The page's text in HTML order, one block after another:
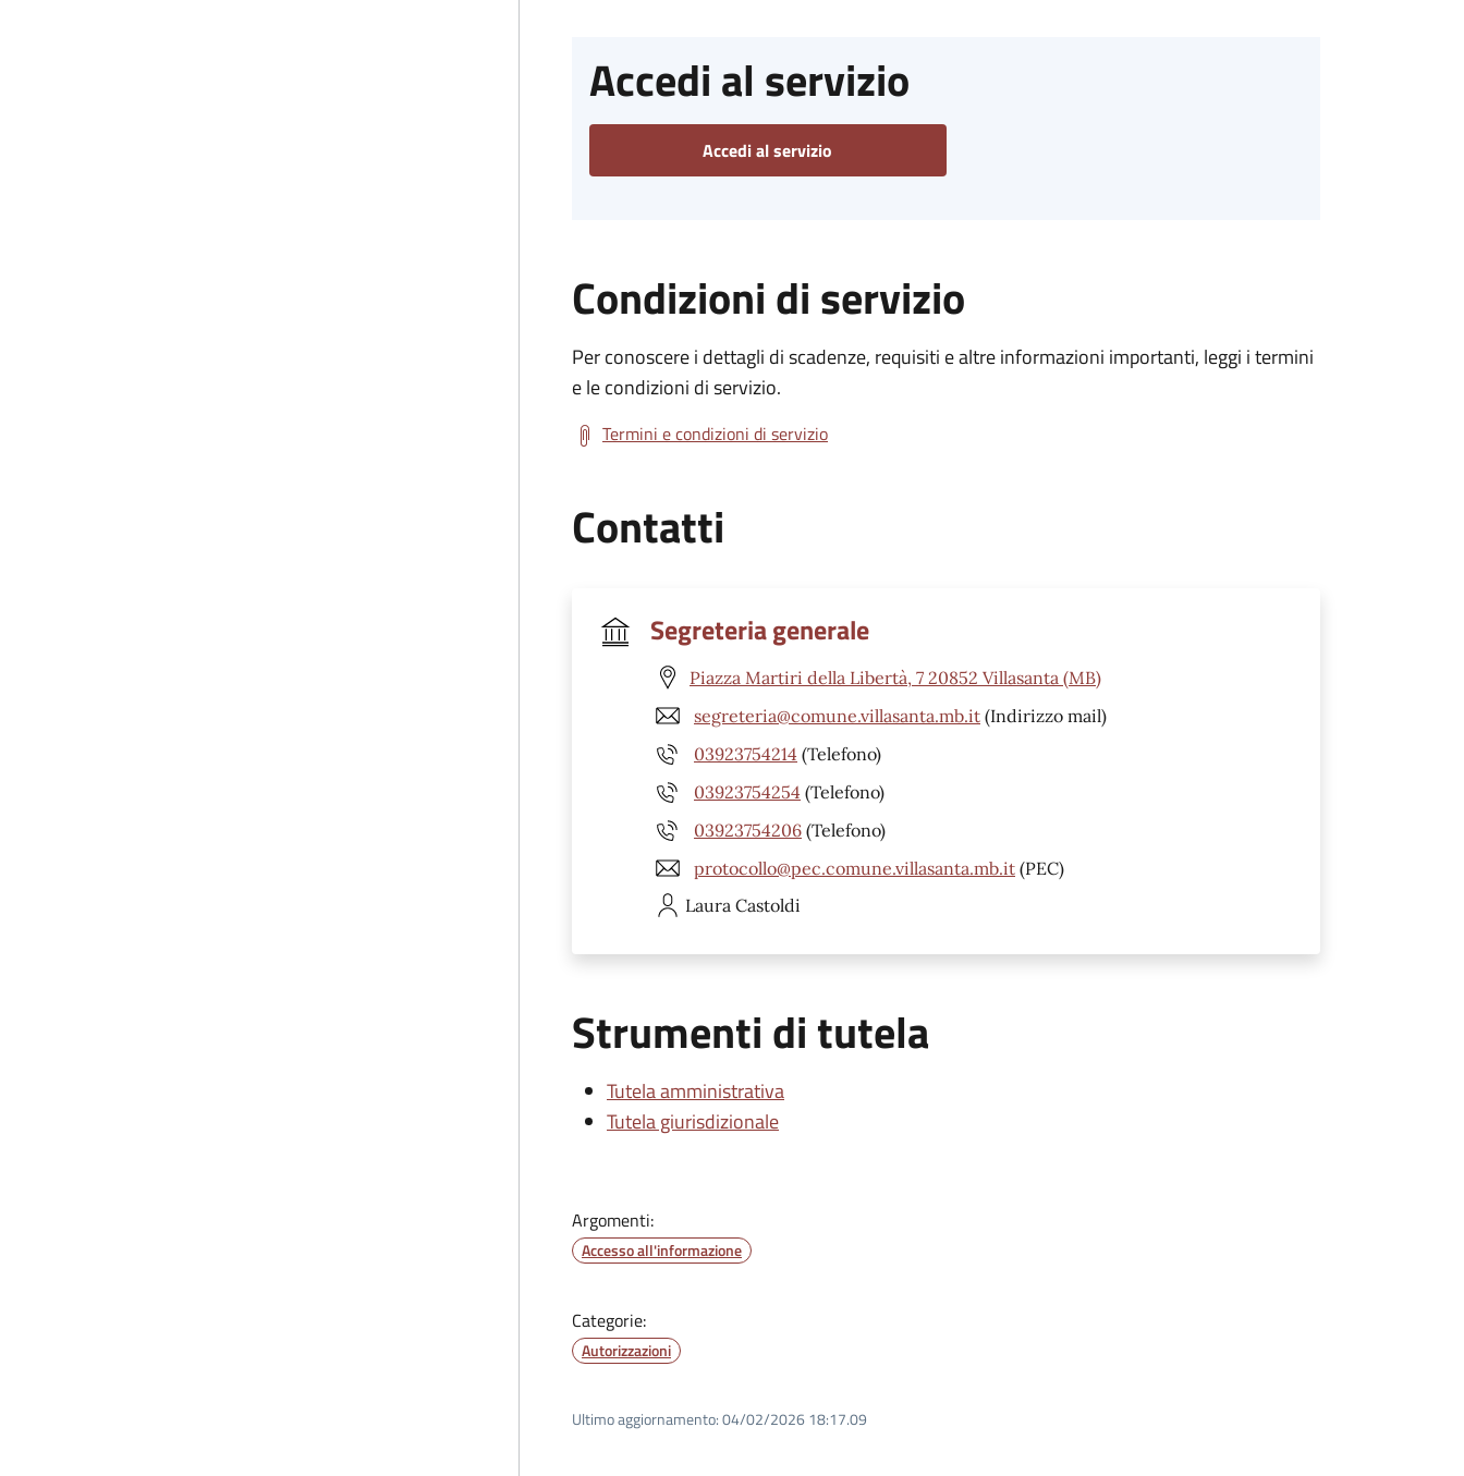
Accedi al servizio
Accedi al servizio
Condizioni di servizio
Per conoscere i dettagli di scadenze, requisiti e altre informazioni importanti, leggi i termini
e le condizioni di servizio.
Termini e condizioni di servizio
Contatti
Segreteria generale
Piazza Martiri della Libertà, 7 20852 Villasanta (MB)
segreteria@comune.villasanta.mb.it (Indirizzo mail)
03923754214 (Telefono)
03923754254 (Telefono)
03923754206 (Telefono)
protocollo@pec.comune.villasanta.mb.it (PEC)
Laura Castoldi
Strumenti di tutela
Tutela amministrativa
Tutela giurisdizionale
Argomenti:
Accesso all'informazione
Categorie:
Autorizzazioni
Ultimo aggiornamento:04/02/2026 18:17.09